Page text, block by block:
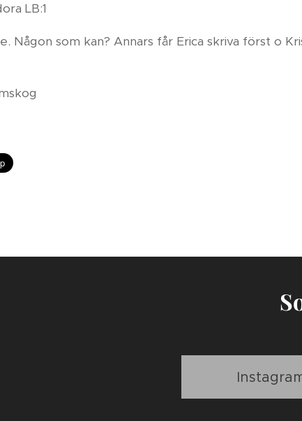
LB:1
Någon som kan? Annars får Erica skriva först o